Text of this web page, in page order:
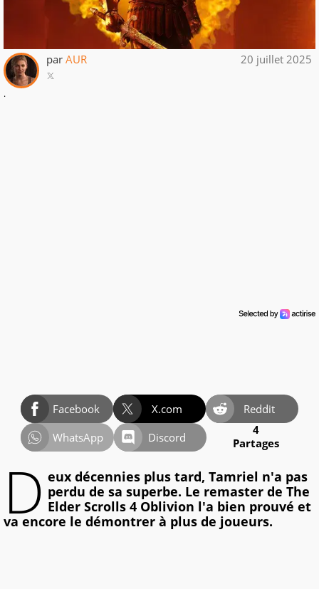
par AUR 20 juillet 2025
.
Facebook X.com
Reddit
WhatsApp
Discord
4
Partages
D eux décennies plus tard, Tamriel n'a pas
perdu de sa superbe. Le remaster de The
Elder Scrolls 4 Oblivion l'a bien prouvé et
va encore le démontrer à plus de joueurs.